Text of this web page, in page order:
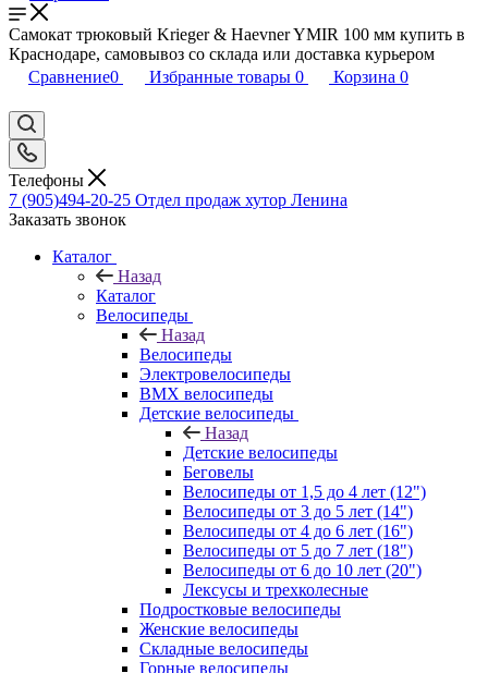
Самокат трюковый Krieger & Haevner YMIR 100 мм купить в
Краснодаре, самовывоз со склада или доставка курьером
Сравнение0 Избранные товары 0 Корзина 0
Телефоны
7 (905)494-20-25 Отдел продаж хутор Ленина
Заказать звонок
Каталог
Назад
Каталог
Велосипеды
Назад
Велосипеды
Электровелосипеды
BMX велосипеды
Детские велосипеды
Назад
Детские велосипеды
Беговелы
Велосипеды от 1,5 до 4 лет (12")
Велосипеды от 3 до 5 лет (14")
Велосипеды от 4 до 6 лет (16")
Велосипеды от 5 до 7 лет (18")
Велосипеды от 6 до 10 лет (20")
Лексусы и трехколесные
Подростковые велосипеды
Женские велосипеды
Складные велосипеды
Горные велосипеды